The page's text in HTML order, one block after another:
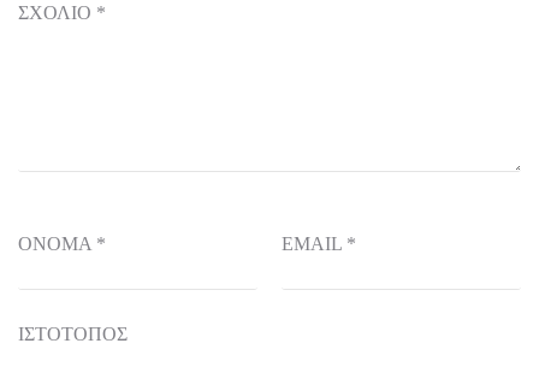
ΣΧΌΛΙΟ *
ΌΝΟΜΑ * EMAIL *
ΙΣΤΌΤΟΠΟΣ